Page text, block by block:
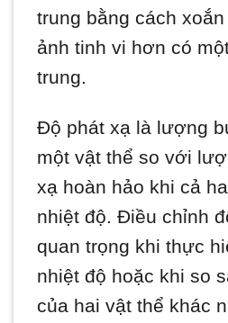
trung bằng cách
ảnh tinh vi hơn có
trung.
Độ phát xạ là lượng
một vật thể so với
xạ hoàn hảo khi cả
nhiệt độ. Điều chỉnh
quan trọng khi thực
nhiệt độ hoặc khi so
của hai vật thể khác